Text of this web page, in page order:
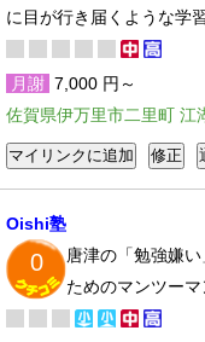
に目が行き届くような学
月謝 7,000 円～
佐賀県伊万里市二里町 江
Oishi塾
0
唐津の「勉強嫌
ためのマンツーマ